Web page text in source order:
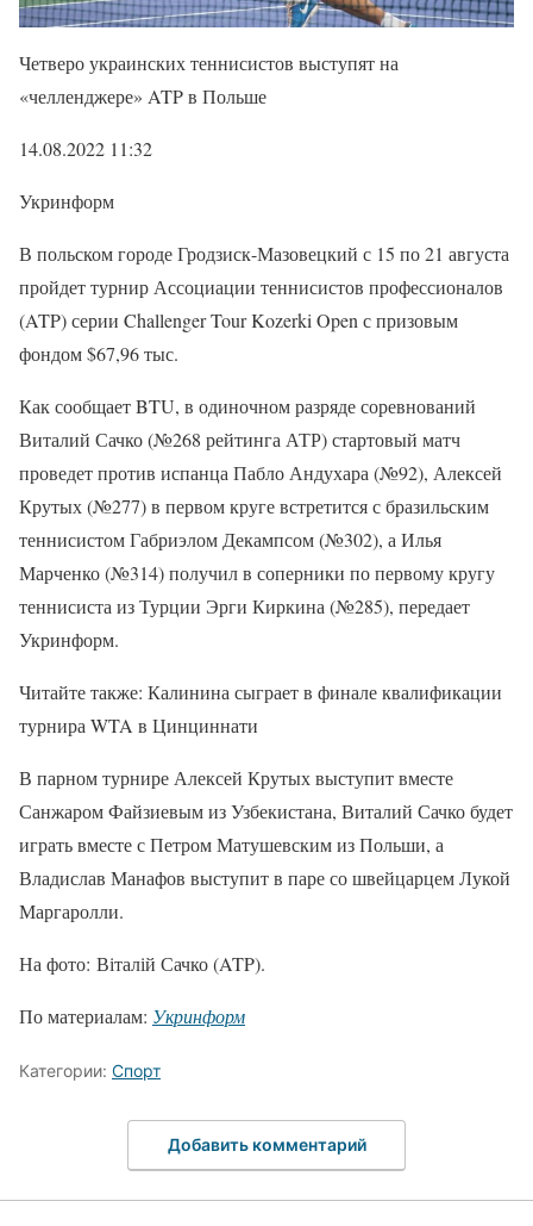
Четверо украинских теннисистов выступят на
«челленджере» ATP в Польше
14.08.2022 11:32
Укринформ
В польском городе Гродзиск-Мазовецкий с 15 по 21 августа
пройдет турнир Ассоциации теннисистов профессионалов
(ATP) серии Challenger Tour Kozerki Open с призовым
фондом $67,96 тыс.
Как сообщает BTU, в одиночном разряде соревнований
Виталий Сачко (№268 рейтинга АТР) стартовый матч
проведет против испанца Пабло Андухара (№92), Алексей
Крутых (№277) в первом круге встретится с бразильским
теннисистом Габриэлом Декампсом (№302), а Илья
Марченко (№314) получил в соперники по первому кругу
теннисиста из Турции Эрги Киркина (№285), передает
Укринформ.
Читайте также: Калинина сыграет в финале квалификации
турнира WTA в Цинциннати
В парном турнире Алексей Крутых выступит вместе
Санжаром Файзиевым из Узбекистана, Виталий Сачко будет
играть вместе с Петром Матушевским из Польши, а
Владислав Манафов выступит в паре со швейцарцем Лукой
Маргаролли.
На фото: Віталій Сачко (ATP).
По материалам: Укринформ
Категории: Спорт
Добавить комментарий